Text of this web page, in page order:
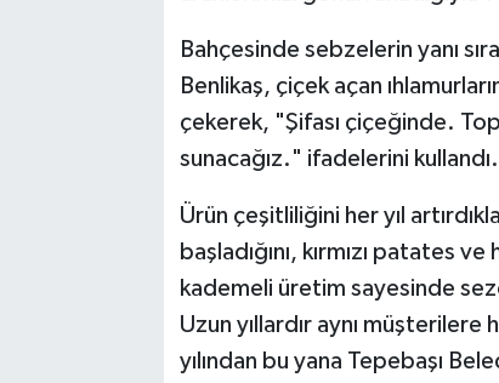
Bahçesinde sebzelerin yanı
Benlikaş, çiçek açan
çekerek, "Şifası çiçeğinde.
sunacağız." ifadelerini kullandı.
Ürün çeşitliliğini her yıl
başladığını, kırmızı patates
kademeli üretim sayesinde
Uzun yıllardır aynı
yılından bu yana Tepebaşı